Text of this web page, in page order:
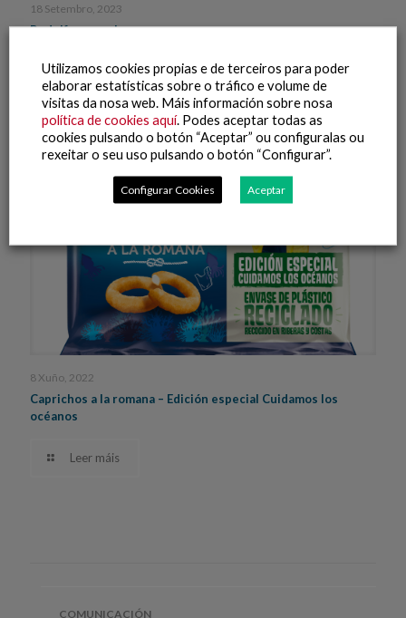
18 Setembro, 2023
Rodolfos en salsa
Leer máis
8 Xuño, 2022
Caprichos a la romana – Edición especial Cuidamos los
océanos
Leer máis
COMUNICACIÓN
Utilizamos cookies propias e de terceiros para poder
elaborar estatísticas sobre o tráfico e volume de
visitas da nosa web. Máis información sobre nosa
política de cookies aquí. Podes aceptar todas as
cookies pulsando o botón “Aceptar” ou configuralas ou
rexeitar o seu uso pulsando o botón “Configurar”.
Configurar Cookies Aceptar